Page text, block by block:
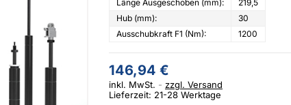
Länge Ausgeschoben (mm):
219,5
Hub (mm):
30
Ausschubkraft F1 (Nm):
1200
146,94 €
inkl. MwSt.
zzgl. Versand
Lieferzeit: 21-28 Werktage